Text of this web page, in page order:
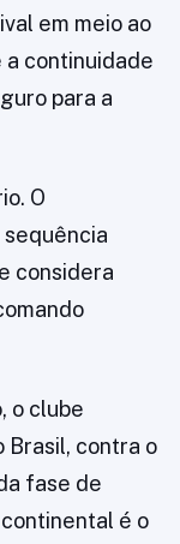
em meio ao
continuidade
para a
O
considera
o clube
Brasil, contra o
fase de
é o